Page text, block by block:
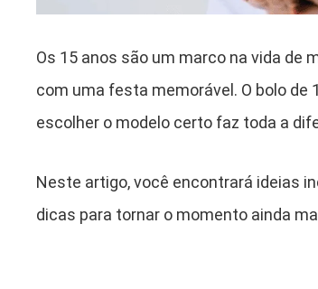
Os 15 anos são um marco na vida de
com uma festa memorável. O bolo de
escolher o modelo certo faz toda a
Neste artigo, você encontrará ideias
dicas para tornar o momento ainda